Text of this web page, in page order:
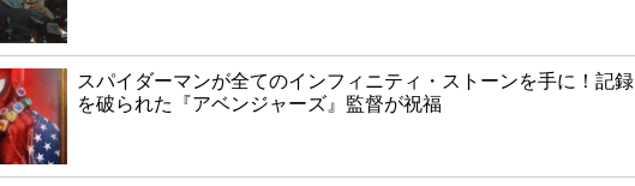
スパイダーマンが全てのインフィニティ・ストーンを手に！記録
を破られた『アベンジャーズ』監督が祝福